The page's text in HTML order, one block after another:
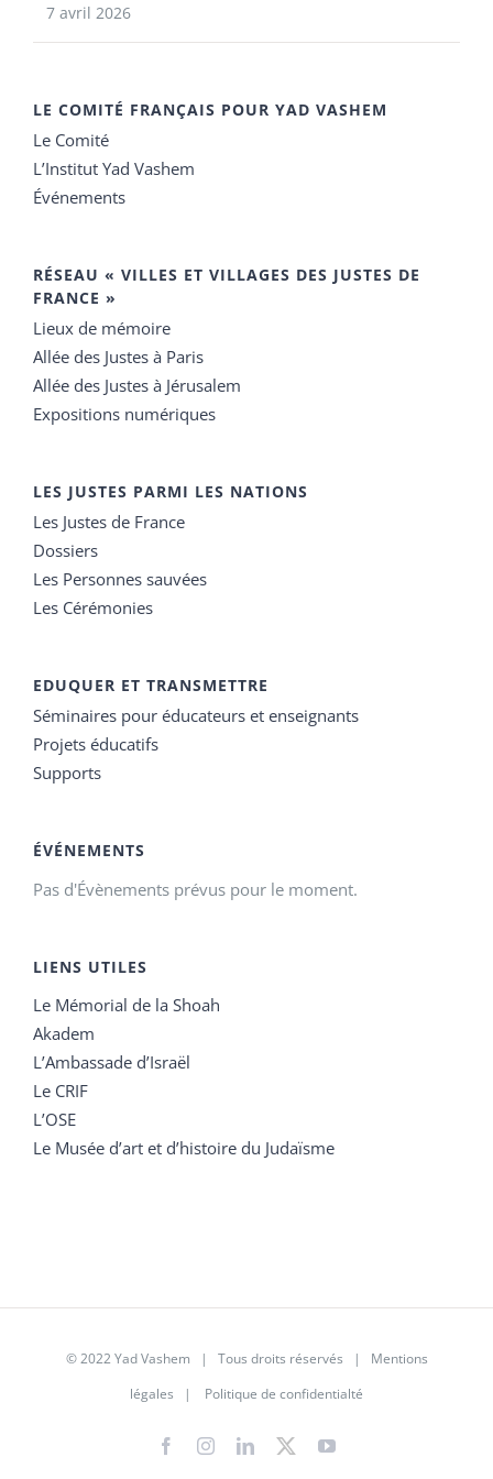
7 avril 2026
LE COMITÉ FRANÇAIS POUR YAD VASHEM
Le Comité
L’Institut Yad Vashem
Événements
RÉSEAU « VILLES ET VILLAGES DES JUSTES DE
FRANCE »
Lieux de mémoire
Allée des Justes à Paris
Allée des Justes à Jérusalem
Expositions numériques
LES JUSTES PARMI LES NATIONS
Les Justes de France
Dossiers
Les Personnes sauvées
Les Cérémonies
EDUQUER ET TRANSMETTRE
Séminaires pour éducateurs et enseignants
Projets éducatifs
Supports
ÉVÉNEMENTS
Pas d'Évènements prévus pour le moment.
LIENS UTILES
Le Mémorial de la Shoah
Akadem
L’Ambassade d’Israël
Le CRIF
L’OSE
Le Musée d’art et d’histoire du Judaïsme
© 2022 Yad Vashem | Tous droits réservés | Mentions
légales | Politique de confidentialté
FacebookInstagramLinkedIn
X YouTube